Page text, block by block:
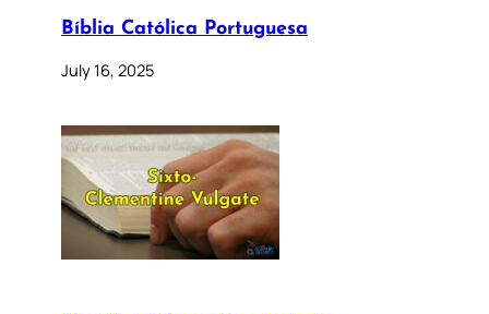
Bíblia Católica Portuguesa
July 16, 2025